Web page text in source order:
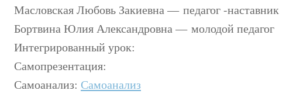
Масловская Любовь Закиевна — педагог -наставник
Бортвина Юлия Александровна — молодой педагог
Интегрированный урок:
Самопрезентация:
Самоанализ: Самоанализ